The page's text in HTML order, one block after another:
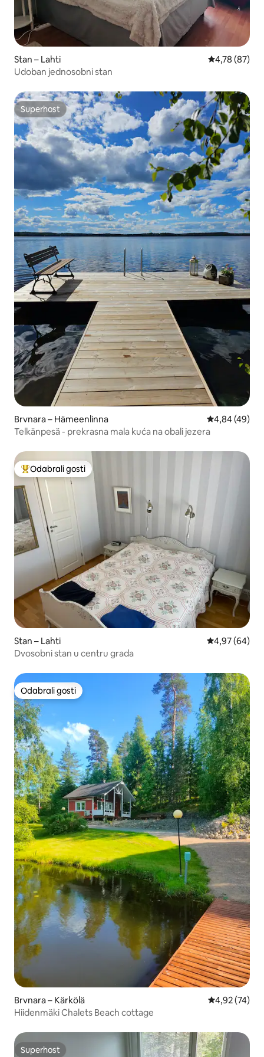
Stan – Lahti Prosječna
4,78 (87)
Udoban jednosobni stan
Superhost
Superhost
Brvnara – Hämeenlinna Prosječna
4,84 (49)
Telkänpesä - prekrasna mala kuća na obali jezera
Među najviše rangiranima s oznakom „Odabrali gosti”
Odabrali gosti
Stan – Lahti Prosječna
4,97 (64)
Dvosobni stan u centru grada
Odabrali gosti
Odabrali gosti
Brvnara – Kärkölä Prosječna
4,92 (74)
Hiidenmäki Chalets Beach cottage
Superhost